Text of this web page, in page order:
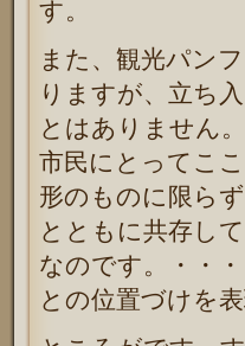
す。
また、観光パン
りますが、立ち
とはありません
市民にとってこ
形のものに限ら
とともに共存し
なのです。・・
との位置づけを